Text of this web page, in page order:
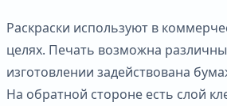
Раскраски используют в
целях. Печать возможна
изготовлении задействована
На обратной стороне есть слой